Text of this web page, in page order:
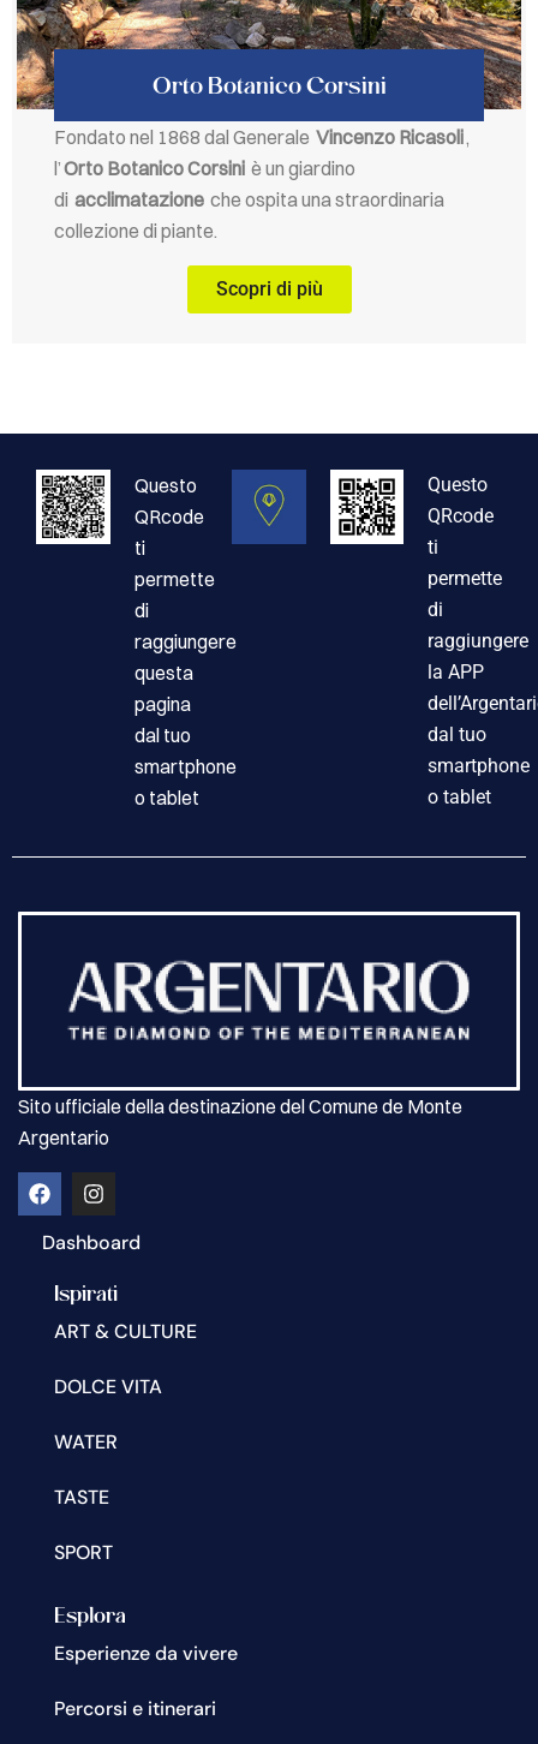
Orto Botanico Corsini
Fondato nel 1868 dal Generale Vincenzo Ricasoli,
l’Orto Botanico Corsini è un giardino
di acclimatazione che ospita una straordinaria
collezione di piante.
Scopri di più
Questo
QRcode
ti
permette
di
raggiungere
questa
pagina
dal tuo
smartphone
o tablet
Questo
QRcode
ti
permette
di
raggiungere
la APP
dal tuo
smartphone
o tablet
Sito ufficiale della destinazione del Comune de Monte
Argentario
Dashboard
Ispirati
ART & CULTURE
DOLCE VITA
WATER
TASTE
SPORT
Esplora
Esperienze da vivere
Percorsi e itinerari